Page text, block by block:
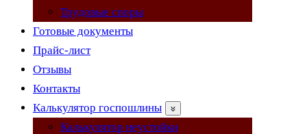
Трудовые споры
Готовые документы
Прайс-лист
Отзывы
Контакты
Калькулятор госпошлины
Калькулятор неустойки